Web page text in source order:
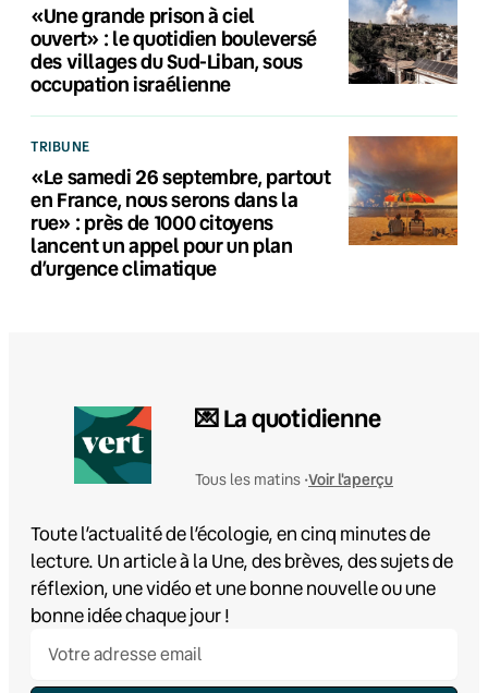
«Une grande prison à ciel
ouvert» : le quotidien bouleversé
des villages du Sud-Liban, sous
occupation israélienne
TRIBUNE
«Le samedi 26 septembre, partout
en France, nous serons dans la
rue» : près de 1000 citoyens
lancent un appel pour un plan
d’urgence climatique
💌 La quotidienne
Tous les matins •Voir l'aperçu
Toute l’actualité de l’écologie, en cinq minutes de
lecture. Un article à la Une, des brèves, des sujets de
réflexion, une vidéo et une bonne nouvelle ou une
bonne idée chaque jour !